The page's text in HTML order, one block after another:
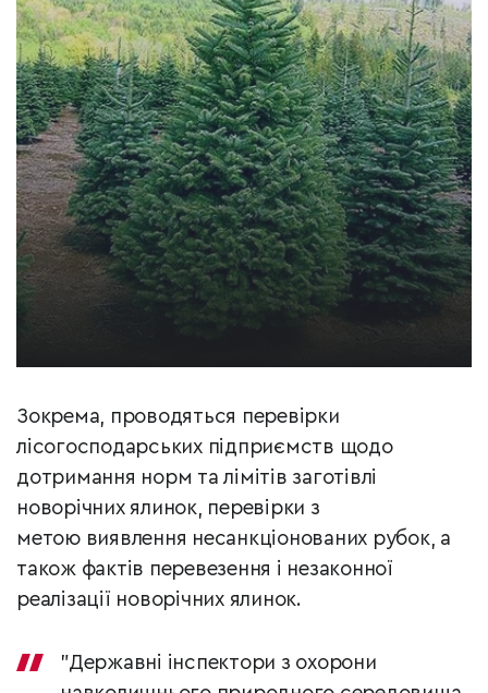
Зокрема, проводяться перевірки
лісогосподарських підприємств щодо
дотримання норм та лімітів заготівлі
новорічних ялинок, перевірки з
метою виявлення несанкціонованих рубок, а
також фактів перевезення і незаконної
реалізації новорічних ялинок.
"Державні інспектори з охорони